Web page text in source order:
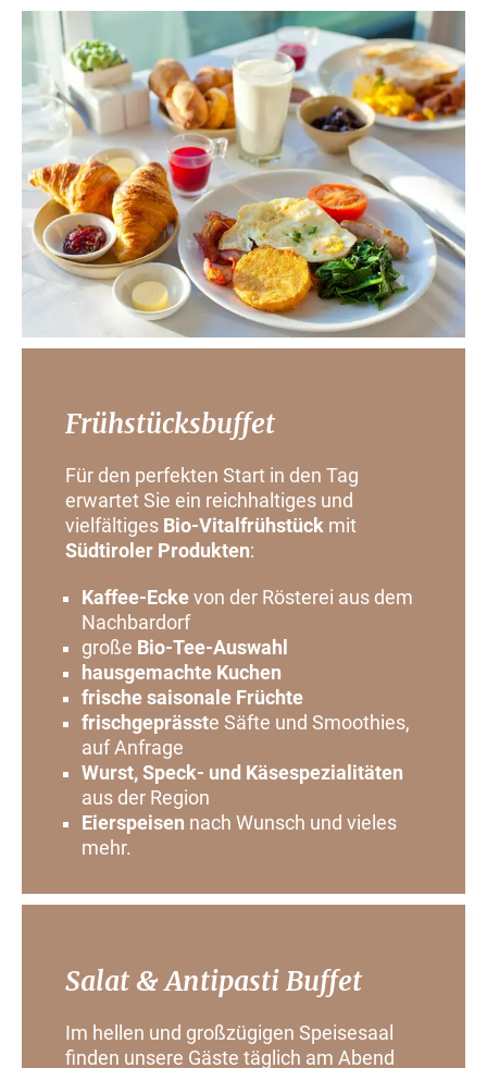
Frühstücksbuffet
Für den perfekten Start in den Tag
erwartet Sie ein reichhaltiges und
vielfältiges Bio-Vitalfrühstück mit
Südtiroler Produkten:
Kaffee-Ecke von der Rösterei aus dem
Nachbardorf
große Bio-Tee-Auswahl
hausgemachte Kuchen
frische saisonale Früchte
frischgeprässte Säfte und Smoothies,
auf Anfrage
Wurst, Speck- und Käsespezialitäten
aus der Region
Eierspeisen nach Wunsch und vieles
mehr.
Salat & Antipasti Buffet
Im hellen und großzügigen Speisesaal
finden unsere Gäste täglich am Abend